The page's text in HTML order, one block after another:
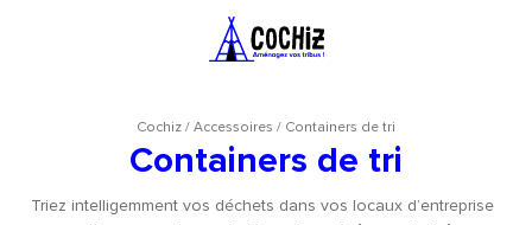
Cochiz/Accessoires / Containers de tri
Containers de tri
Triez intelligemment vos déchets dans vos locaux d’entreprise